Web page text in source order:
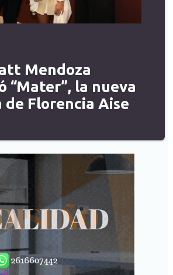
Mendoza
“Mater”, la nueva
de Florencia Aise